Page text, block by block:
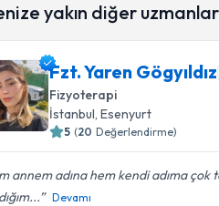
yakın diğer uzmanlar
Fzt. Yaren Gögyıldız
Fizyoterapi
İstanbul, Esenyurt
5 (20 Değerlendirme)
annem adına hem kendi adıma çok
Devamı